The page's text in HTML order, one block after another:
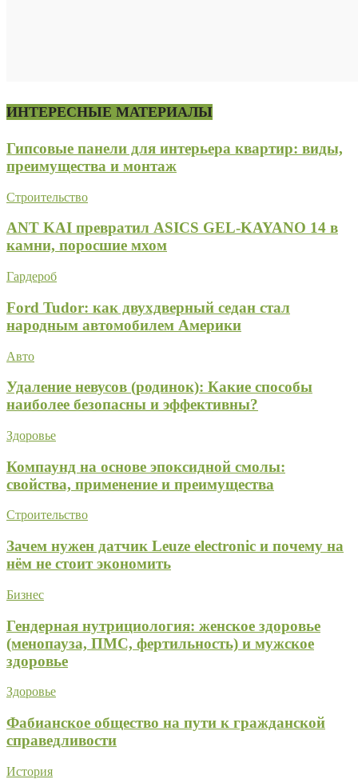
ИНТЕРЕСНЫЕ МАТЕРИАЛЫ
Гипсовые панели для интерьера квартир: виды,
преимущества и монтаж
Строительство
ANT KAI превратил ASICS GEL-KAYANO 14 в
камни, поросшие мхом
Гардероб
Ford Tudor: как двухдверный седан стал
народным автомобилем Америки
Авто
Удаление невусов (родинок): Какие способы
наиболее безопасны и эффективны?
Здоровье
Компаунд на основе эпоксидной смолы:
свойства, применение и преимущества
Строительство
Зачем нужен датчик Leuze electronic и почему на
нём не стоит экономить
Бизнес
Гендерная нутрициология: женское здоровье
(менопауза, ПМС, фертильность) и мужское
здоровье
Здоровье
Фабианское общество на пути к гражданской
справедливости
История